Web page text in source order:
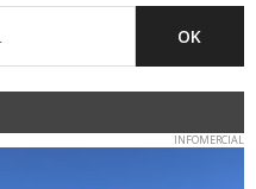
INFOMERCIAL